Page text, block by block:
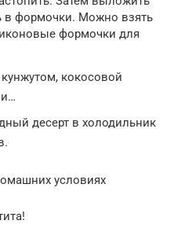
в формочки. Можно взять
формочки для
кокосовой
десерт в холодильник
условиях